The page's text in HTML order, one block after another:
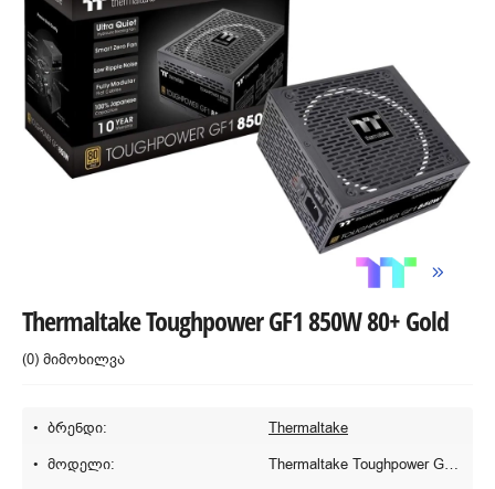
Thermaltake Toughpower GF1 850W 80+ Gold
(0) მიმოხილვა
ბრენდი:
Thermaltake
მოდელი:
Thermaltake Toughpower GF1 850W 80+ Gold